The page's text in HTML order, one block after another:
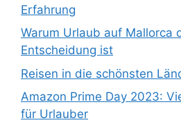
Erfahrung
Warum Urlaub auf Mallorca
Entscheidung ist
Reisen in die schönsten
Amazon Prime Day 2023:
für Urlauber